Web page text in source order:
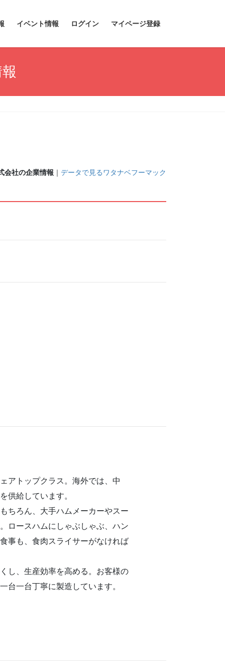
イベント情報 ログイン マイページ登録
会社の企業情報 ｜ データで見るワタナベフーマック
アトップクラス。海外では、中
供給しています。
ちろん、大手ハムメーカーやスー
ロースハムにしゃぶしゃぶ、ハン
事も、食肉スライサーがなければ
し、生産効率を高める。お客様の
台一台丁寧に製造しています。